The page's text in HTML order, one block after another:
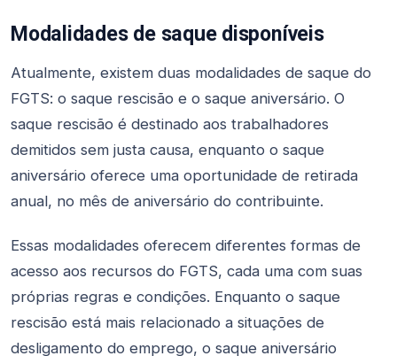
Modalidades de saque disponíveis
Atualmente, existem duas modalidades de saque do
FGTS: o saque rescisão e o saque aniversário. O
saque rescisão é destinado aos trabalhadores
demitidos sem justa causa, enquanto o saque
aniversário oferece uma oportunidade de retirada
anual, no mês de aniversário do contribuinte.
Essas modalidades oferecem diferentes formas de
acesso aos recursos do FGTS, cada uma com suas
próprias regras e condições. Enquanto o saque
rescisão está mais relacionado a situações de
desligamento do emprego, o saque aniversário